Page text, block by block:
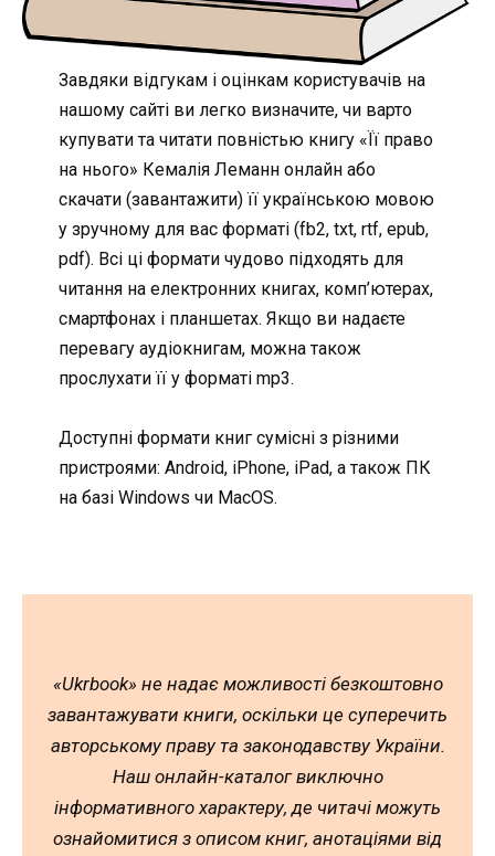
Завдяки відгукам і оцінкам користувачів на
нашому сайті ви легко визначите, чи варто
купувати та читати повністью книгу «Її право
на нього» Кемалія Леманн онлайн або
скачати (завантажити) її українською мовою
у зручному для вас форматі (fb2, txt, rtf, epub,
pdf). Всі ці формати чудово підходять для
читання на електронних книгах, комп’ютерах,
смартфонах і планшетах. Якщо ви надаєте
перевагу аудіокнигам, можна також
прослухати її у форматі mp3.
Доступні формати книг сумісні з різними
пристроями: Android, iPhone, iPad, а також ПК
на базі Windows чи MacOS.
«Ukrbook» не надає можливості безкоштовно
завантажувати книги, оскільки це суперечить
авторському праву та законодавству України.
Наш онлайн-каталог виключно
інформативного характеру, де читачі можуть
ознайомитися з описом книг, анотаціями від